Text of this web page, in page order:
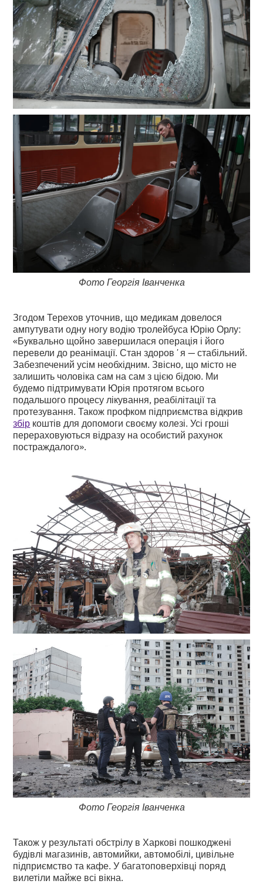
Фото Георгія Іванченка
Згодом Терехов уточнив, що медикам довелося
ампутувати одну ногу водію тролейбуса Юрію Орлу:
«Буквально щойно завершилася операція і його
перевели до реанімації. Стан здоровʼя — стабільний.
Забезпечений усім необхідним. Звісно, що місто не
залишить чоловіка сам на сам з цією бідою. Ми
будемо підтримувати Юрія протягом всього
подальшого процесу лікування, реабілітації та
протезування. Також профком підприємства відкрив
збір коштів для допомоги своєму колезі. Усі гроші
перераховуються відразу на особистий рахунок
постраждалого».
Фото Георгія Іванченка
Також у результаті обстрілу в Харкові пошкоджені
будівлі магазинів, автомийки, автомобілі, цивільне
підприємство та кафе. У багатоповерхівці поряд
вилетіли майже всі вікна.